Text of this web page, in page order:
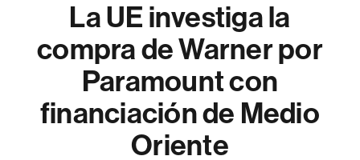
La UE investiga la
compra de Warner por
Paramount con
financiación de Medio
Oriente